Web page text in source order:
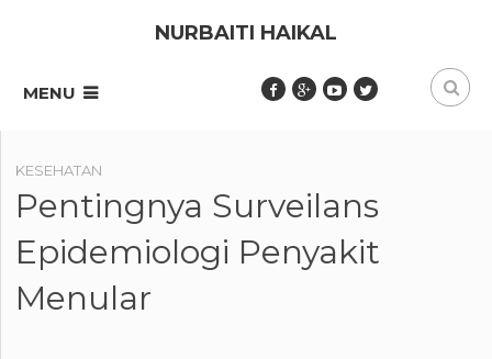
NURBAITI HAIKAL
MENU
KESEHATAN
Pentingnya Surveilans
Epidemiologi Penyakit
Menular